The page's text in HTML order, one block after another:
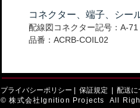
コネクター、端子、シー
配線図コネクター記号：A-71
品番：ACRB-COIL02
プライバシーポリシー 保証規定 配送に
© 株式会社Ignition Projects All